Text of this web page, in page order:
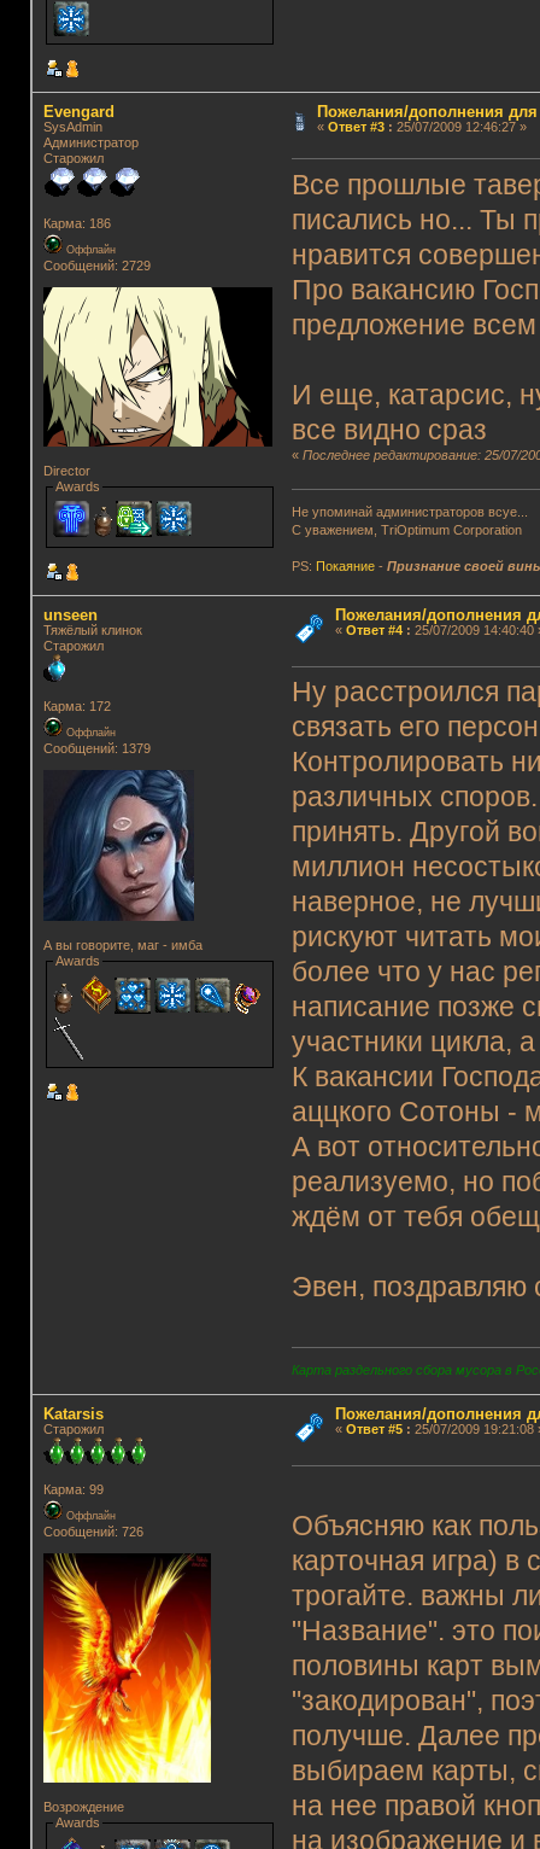
Evengard
SysAdmin
Администратор
Старожил
Карма: 186
Оффлайн
Сообщений: 2729
Director
Awards
Пожелания/дополнения
« Ответ #3: 25/07/2009 12:46:27 »
Все прошлые
писались но... Ты
нравится
Про вакансию
предложение
И еще, катарсис,
все видно сраз
«Последнее редактирование: 25/07/
Не упоминай администраторов всуе...
С уважением, TriOptimum Corporation
PS: Покаяние -Признание своей
unseen
Тяжёлый клинок
Старожил
Карма: 172
Оффлайн
Сообщений: 1379
А вы говорите, маг - имба
Awards
Пожелания/дополнения
« Ответ #4: 25/07/2009 14:40:40
Ну расстроился
связать его
Контролировать
различных
принять. Другой
миллион
наверное, не
рискуют читать
более что у нас
написание позже
участники цикла,
К вакансии
аццкого Сотоны -
А вот
реализуемо, но
ждём от тебя
Эвен, поздравляю
Карта раздельного сбора мусора в
Katarsis
Старожил
Карма: 99
Оффлайн
Сообщений: 726
Возрождение
Awards
Пожелания/дополнения
« Ответ #5: 25/07/2009 19:21:08
Объясняю как
карточная игра) в
трогайте. важны
"Название". это
половины карт
"закодирован",
получше. Далее
выбираем карты,
на нее правой
на изображение и